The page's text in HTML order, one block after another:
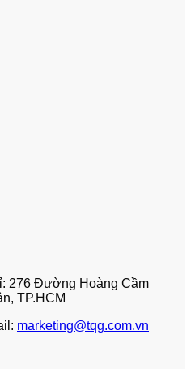
276 Đường Hoàng Cầm
TP.HCM
marketing@tqg.com.vn